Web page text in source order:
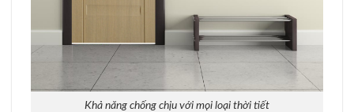
Khả năng chống chịu với mọi loại thời tiết